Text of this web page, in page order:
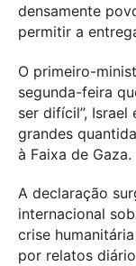
densamente
permitir a
O primeiro-
segunda-feira
ser difícil”,
grandes
à Faixa de Gaza.
A declaração
internacional
crise
por relatos